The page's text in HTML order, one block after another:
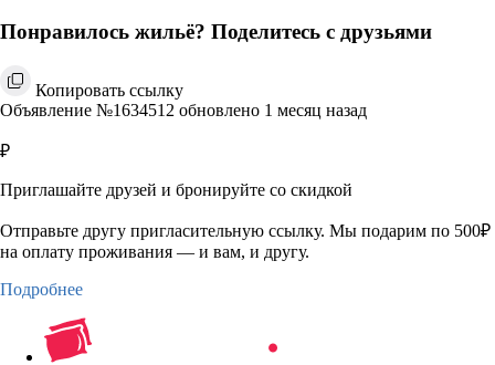
Понравилось жильё? Поделитесь с друзьями
Копировать ссылку
Объявление №1634512 обновлено 1 месяц назад
₽
Приглашайте друзей и бронируйте со скидкой
Отправьте другу пригласительную ссылку. Мы подарим по 500₽
на оплату проживания — и вам, и другу.
Подробнее